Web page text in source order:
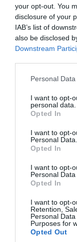
your opt-out. You
disclosure of your
IAB’s list of
also be disclosed
Downstream
Please note that
not limited to your
grant or deny
use your data for
consent section.
Personal
I want to opt-
personal data.
Opted In
I want to opt-
Personal Data.
Opted In
I want to opt-
Personal Data
Opted In
I want to opt-
Retention,
Personal
Purposes for
Opted Out
Κωνσταντίνο
απομάκρυνσής
06.08.2026 | 14:02